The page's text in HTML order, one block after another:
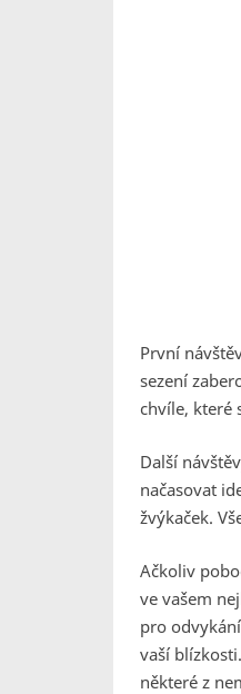
První
sezení
chvíle, které
Další
načasovat
žvýkaček.
Ačkoliv
ve vašem
pro
vaší
některé z